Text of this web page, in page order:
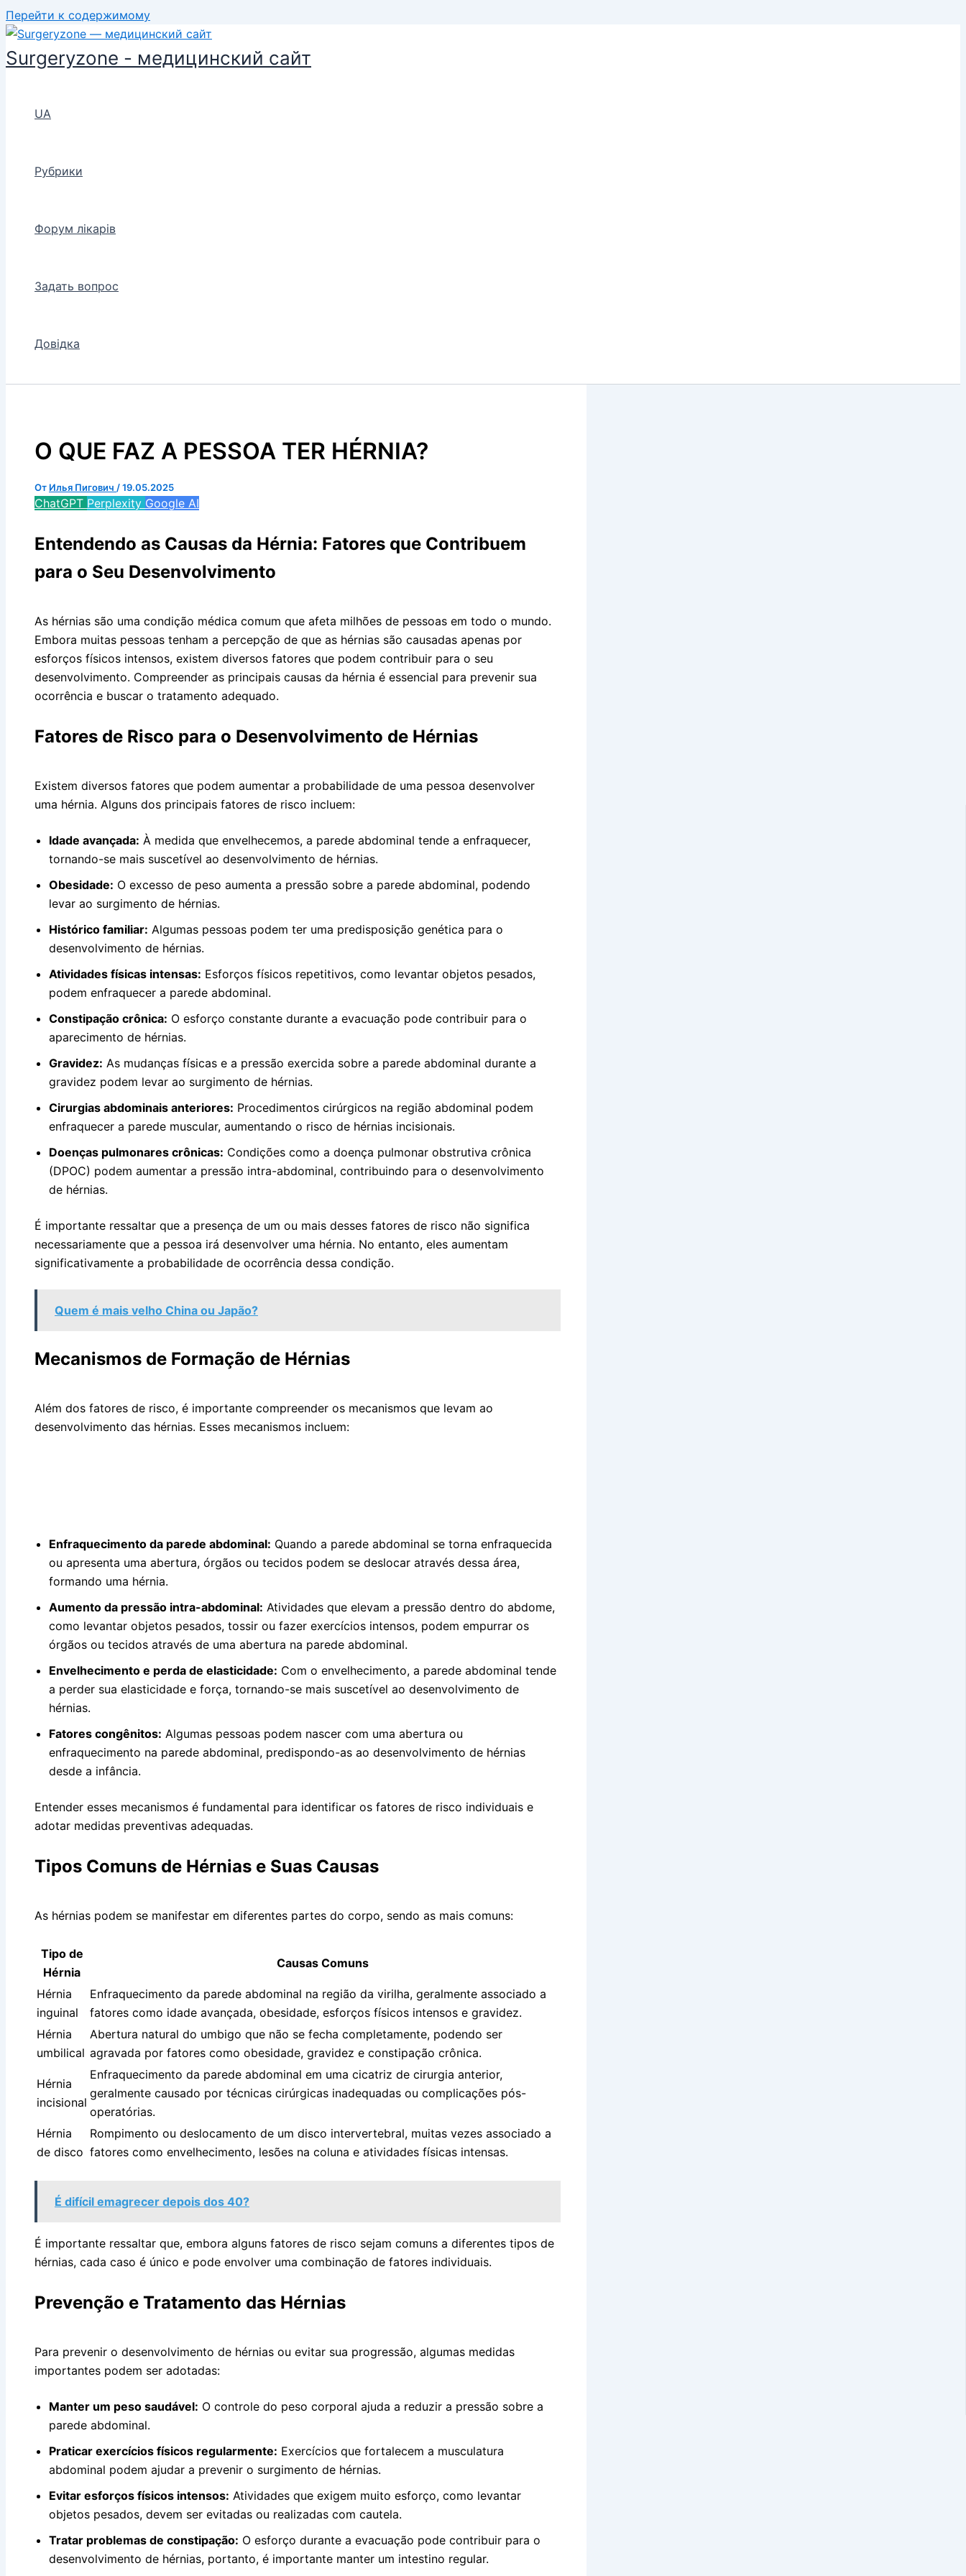
Перейти к содержимому
Surgeryzone - медицинский сайт
UA
Рубрики
Форум лікарів
Задать вопрос
Довідка
O QUE FAZ A PESSOA TER HÉRNIA?
От Илья Пигович /19.05.2025
ChatGPT Perplexity Google AI
Entendendo as Causas da Hérnia: Fatores que Contribuem
para o Seu Desenvolvimento
As hérnias são uma condição médica comum que afeta milhões de pessoas em todo o mundo.
Embora muitas pessoas tenham a percepção de que as hérnias são causadas apenas por
esforços físicos intensos, existem diversos fatores que podem contribuir para o seu
desenvolvimento. Compreender as principais causas da hérnia é essencial para prevenir sua
ocorrência e buscar o tratamento adequado.
Fatores de Risco para o Desenvolvimento de Hérnias
Existem diversos fatores que podem aumentar a probabilidade de uma pessoa desenvolver
uma hérnia. Alguns dos principais fatores de risco incluem:
Idade avançada: À medida que envelhecemos, a parede abdominal tende a enfraquecer,
tornando-se mais suscetível ao desenvolvimento de hérnias.
Obesidade: O excesso de peso aumenta a pressão sobre a parede abdominal, podendo
levar ao surgimento de hérnias.
Histórico familiar: Algumas pessoas podem ter uma predisposição genética para o
desenvolvimento de hérnias.
Atividades físicas intensas: Esforços físicos repetitivos, como levantar objetos pesados,
podem enfraquecer a parede abdominal.
Constipação crônica: O esforço constante durante a evacuação pode contribuir para o
aparecimento de hérnias.
Gravidez: As mudanças físicas e a pressão exercida sobre a parede abdominal durante a
gravidez podem levar ao surgimento de hérnias.
Cirurgias abdominais anteriores: Procedimentos cirúrgicos na região abdominal podem
enfraquecer a parede muscular, aumentando o risco de hérnias incisionais.
Doenças pulmonares crônicas: Condições como a doença pulmonar obstrutiva crônica
(DPOC) podem aumentar a pressão intra-abdominal, contribuindo para o desenvolvimento
de hérnias.
É importante ressaltar que a presença de um ou mais desses fatores de risco não significa
necessariamente que a pessoa irá desenvolver uma hérnia. No entanto, eles aumentam
significativamente a probabilidade de ocorrência dessa condição.
Quem é mais velho China ou Japão?
Mecanismos de Formação de Hérnias
Além dos fatores de risco, é importante compreender os mecanismos que levam ao
desenvolvimento das hérnias. Esses mecanismos incluem:
Enfraquecimento da parede abdominal: Quando a parede abdominal se torna enfraquecida
ou apresenta uma abertura, órgãos ou tecidos podem se deslocar através dessa área,
formando uma hérnia.
Aumento da pressão intra-abdominal: Atividades que elevam a pressão dentro do abdome,
como levantar objetos pesados, tossir ou fazer exercícios intensos, podem empurrar os
órgãos ou tecidos através de uma abertura na parede abdominal.
Envelhecimento e perda de elasticidade: Com o envelhecimento, a parede abdominal tende
a perder sua elasticidade e força, tornando-se mais suscetível ao desenvolvimento de
hérnias.
Fatores congênitos: Algumas pessoas podem nascer com uma abertura ou
enfraquecimento na parede abdominal, predispondo-as ao desenvolvimento de hérnias
desde a infância.
Entender esses mecanismos é fundamental para identificar os fatores de risco individuais e
adotar medidas preventivas adequadas.
Tipos Comuns de Hérnias e Suas Causas
As hérnias podem se manifestar em diferentes partes do corpo, sendo as mais comuns:
Tipo de
Hérnia
Causas Comuns
Hérnia
inguinal
Enfraquecimento da parede abdominal na região da virilha, geralmente associado a
fatores como idade avançada, obesidade, esforços físicos intensos e gravidez.
Hérnia
umbilical
Abertura natural do umbigo que não se fecha completamente, podendo ser
agravada por fatores como obesidade, gravidez e constipação crônica.
Hérnia
incisional
Enfraquecimento da parede abdominal em uma cicatriz de cirurgia anterior,
geralmente causado por técnicas cirúrgicas inadequadas ou complicações pós-
operatórias.
Hérnia
de disco
Rompimento ou deslocamento de um disco intervertebral, muitas vezes associado a
fatores como envelhecimento, lesões na coluna e atividades físicas intensas.
É difícil emagrecer depois dos 40?
É importante ressaltar que, embora alguns fatores de risco sejam comuns a diferentes tipos de
hérnias, cada caso é único e pode envolver uma combinação de fatores individuais.
Prevenção e Tratamento das Hérnias
Para prevenir o desenvolvimento de hérnias ou evitar sua progressão, algumas medidas
importantes podem ser adotadas:
Manter um peso saudável: O controle do peso corporal ajuda a reduzir a pressão sobre a
parede abdominal.
Praticar exercícios físicos regularmente: Exercícios que fortalecem a musculatura
abdominal podem ajudar a prevenir o surgimento de hérnias.
Evitar esforços físicos intensos: Atividades que exigem muito esforço, como levantar
objetos pesados, devem ser evitadas ou realizadas com cautela.
Tratar problemas de constipação: O esforço durante a evacuação pode contribuir para o
desenvolvimento de hérnias, portanto, é importante manter um intestino regular.